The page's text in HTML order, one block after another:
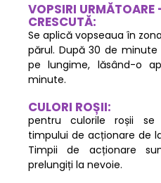
VOPSIRI
CRESCUTĂ:
Se aplică vopseaua în
părul. După 30 de
pe lungime, lăsând-o
minute.
CULORI ROȘII:
pentru culorile roșii se
timpului de acționare de
Timpii de acționare
prelungiți la nevoie.